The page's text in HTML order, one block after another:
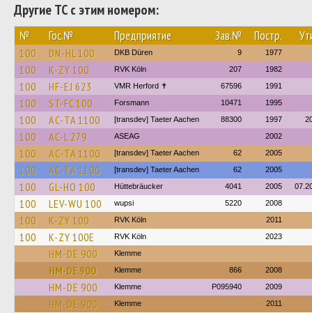
Другие ТС с этим номером:
№ Гос.№ Предприятие Зав.№ Постр.
100 DN-HL 100 DKB Düren 9 1977
100 K-ZY 100 RVK Köln 207 1982
100 HF-EJ 623 VMR Herford ✝ 67596 1991
100 ST-FC 100 Forsmann 10471 1995
100 AC-TA 1100 [transdev] Taeter Aachen 88300 1997
100 AC-L 279 ASEAG 2002
100 AC-TA 1100 [transdev] Taeter Aachen 62 2005
100 AC-TA 1100 [transdev] Taeter Aachen 62 2005
100 GL-HO 100 Hüttebräucker 4041 2005
100 LEV-WU 100 wupsi 5220 2008
100 K-ZY 100 RVK Köln 2011
100 K-ZY 100E RVK Köln 2023
HM-DE 900 Klemme
HM-DE 900 Klemme 866 2008
HM-DE 900 Klemme P095940 2009
HM-DE 900 Klemme 2011